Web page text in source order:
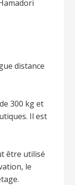
distance
300 kg et
Il est
être utilisé
le